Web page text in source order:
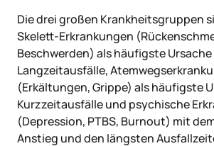
Die drei großen Krankheitsgruppen
Skelett-Erkrankungen
Beschwerden) als häufigste
Langzeitausfälle,
(Erkältungen, Grippe) als häufigste
Kurzzeitausfälle und psychische
(Depression, PTBS, Burnout) mit
Anstieg und den längsten